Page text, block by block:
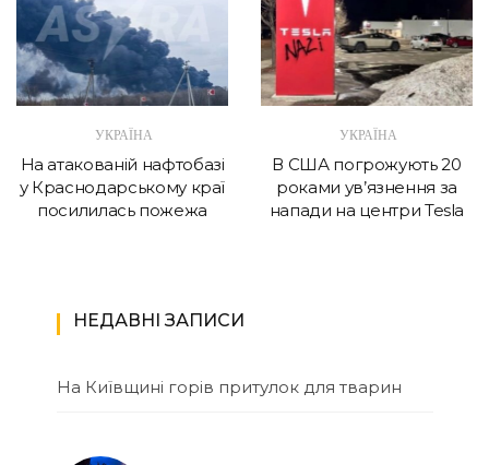
УКРАЇНА
На атакованій нафтобазі
у Краснодарському краї
посилилась пожежа
УКРАЇНА
В США погрожують 20
роками ув’язнення за
напади на центри Tesla
НЕДАВНІ ЗАПИСИ
На Київщині горів притулок для тварин